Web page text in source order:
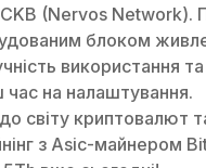
(Nervos Network).
блоком
використання та
на налаштування.
світу криптовалют
з Asic-майнером